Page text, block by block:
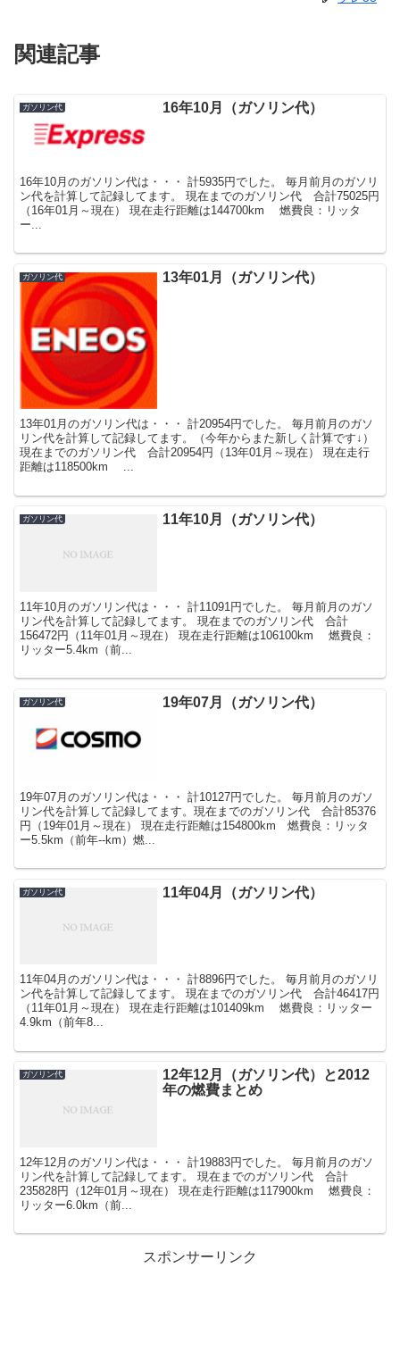
関連記事
ガソリン代 16年10月（ガソリン代）
16年10月のガソリン代は・・・ 計5935円でした。 毎月前月のガソリ
ン代を計算して記録してます。 現在までのガソリン代 合計75025円
（16年01月～現在） 現在走行距離は144700km 燃費良：リッタ
ー...
ガソリン代 13年01月（ガソリン代）
13年01月のガソリン代は・・・ 計20954円でした。 毎月前月のガソ
リン代を計算して記録してます。（今年からまた新しく計算です↓）
現在までのガソリン代 合計20954円（13年01月～現在） 現在走行
距離は118500km ...
ガソリン代 11年10月（ガソリン代）
11年10月のガソリン代は・・・ 計11091円でした。 毎月前月のガソ
リン代を計算して記録してます。 現在までのガソリン代 合計
156472円（11年01月～現在） 現在走行距離は106100km 燃費良：
リッター5.4km（前...
ガソリン代 19年07月（ガソリン代）
19年07月のガソリン代は・・・ 計10127円でした。 毎月前月のガソ
リン代を計算して記録してます。現在までのガソリン代 合計85376
円（19年01月～現在） 現在走行距離は154800km 燃費良：リッタ
ー5.5km（前年--km）燃...
ガソリン代 11年04月（ガソリン代）
11年04月のガソリン代は・・・ 計8896円でした。 毎月前月のガソリ
ン代を計算して記録してます。 現在までのガソリン代 合計46417円
（11年01月～現在） 現在走行距離は101409km 燃費良：リッター
4.9km（前年8...
ガソリン代
12年12月（ガソリン代）と2012
年の燃費まとめ
12年12月のガソリン代は・・・ 計19883円でした。 毎月前月のガソ
リン代を計算して記録してます。 現在までのガソリン代 合計
235828円（12年01月～現在） 現在走行距離は117900km 燃費良：
リッター6.0km（前...
スポンサーリンク